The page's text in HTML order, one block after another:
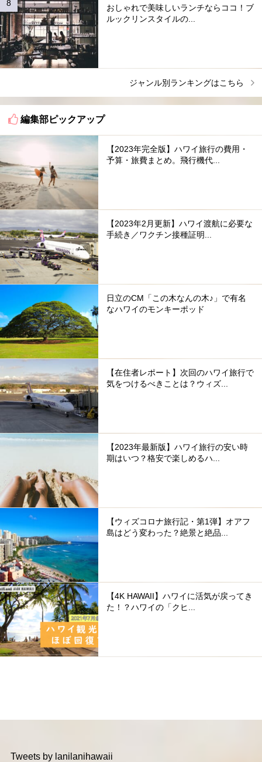
おしゃれで美味しいランチならココ！ブ
ルックリンスタイルの...
ジャンル別ランキングはこちら
編集部ピックアップ
【2023年完全版】ハワイ旅行の費用・
予算・旅費まとめ。飛行機代...
【2023年2月更新】ハワイ渡航に必要な
手続き／ワクチン接種証明...
日立のCM「この木なんの木♪」で有名
なハワイのモンキーポッド
【在住者レポート】次回のハワイ旅行で
気をつけるべきことは？ウィズ...
【2023年最新版】ハワイ旅行の安い時
期はいつ？格安で楽しめるハ...
【ウィズコロナ旅行記・第1弾】オアフ
島はどう変わった？絶景と絶品...
【4K HAWAII】ハワイに活気が戻ってき
た！？ハワイの「クヒ...
Tweets by lanilanihawaii